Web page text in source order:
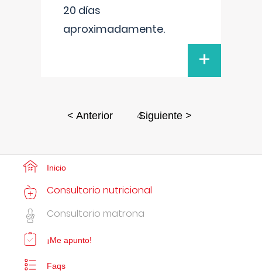
20 días
aproximadamente.
+
< Anterior 4
Siguiente >
Inicio
Consultorio nutricional
Consultorio matrona
¡Me apunto!
Faqs